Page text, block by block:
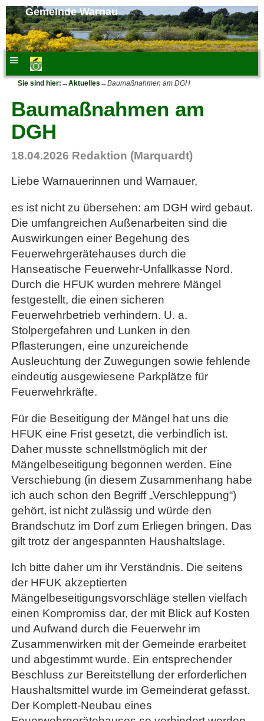
Gemeinde Warnau
Sie sind hier: →Aktuelles →Baumaßnahmen am DGH
Baumaßnahmen am
DGH
18.04.2026 Redaktion (Marquardt)
Liebe Warnauerinnen und Warnauer,
es ist nicht zu übersehen: am DGH wird gebaut.
Die umfangreichen Außenarbeiten sind die
Auswirkungen einer Begehung des
Feuerwehrgerätehauses durch die
Hanseatische Feuerwehr-Unfallkasse Nord.
Durch die HFUK wurden mehrere Mängel
festgestellt, die einen sicheren
Feuerwehrbetrieb verhindern. U. a.
Stolpergefahren und Lunken in den
Pflasterungen, eine unzureichende
Ausleuchtung der Zuwegungen sowie fehlende
eindeutig ausgewiesene Parkplätze für
Feuerwehrkräfte.
Für die Beseitigung der Mängel hat uns die
HFUK eine Frist gesetzt, die verbindlich ist.
Daher musste schnellstmöglich mit der
Mängelbeseitigung begonnen werden. Eine
Verschiebung (in diesem Zusammenhang habe
ich auch schon den Begriff „Verschleppung“)
gehört, ist nicht zulässig und würde den
Brandschutz im Dorf zum Erliegen bringen. Das
gilt trotz der angespannten Haushaltslage.
Ich bitte daher um ihr Verständnis. Die seitens
der HFUK akzeptierten
Mängelbeseitigungsvorschläge stellen vielfach
einen Kompromiss dar, der mit Blick auf Kosten
und Aufwand durch die Feuerwehr im
Zusammenwirken mit der Gemeinde erarbeitet
und abgestimmt wurde. Ein entsprechender
Beschluss zur Bereitstellung der erforderlichen
Haushaltsmittel wurde im Gemeinderat gefasst.
Der Komplett-Neubau eines